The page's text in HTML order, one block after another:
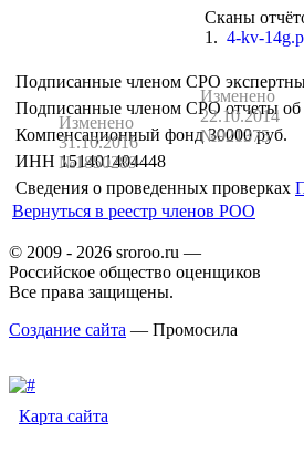
Сканы
1. 4-kv-
Подписанные членом СРО
Подписанные членом СРО отчеты
Компенсационный фонд 30000 руб.
Изменено
22.10.2014
№921375
ИНН 151401404448
Изменено
31.10.2016
№1850289
Сведения о проведенных проверках
Вернуться в реестр членов РОО
© 2009 - 2026 sroroo.ru —
Российское общество оценщиков
Все права защищены.
Создание сайта — Промосила
Карта сайта